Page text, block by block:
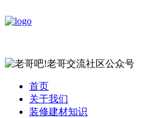
首页
关于我们
装修建材知识